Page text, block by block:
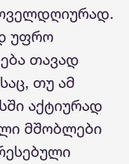
უფრო
თავად
თუ ამ
აქტიურად
მშობლები